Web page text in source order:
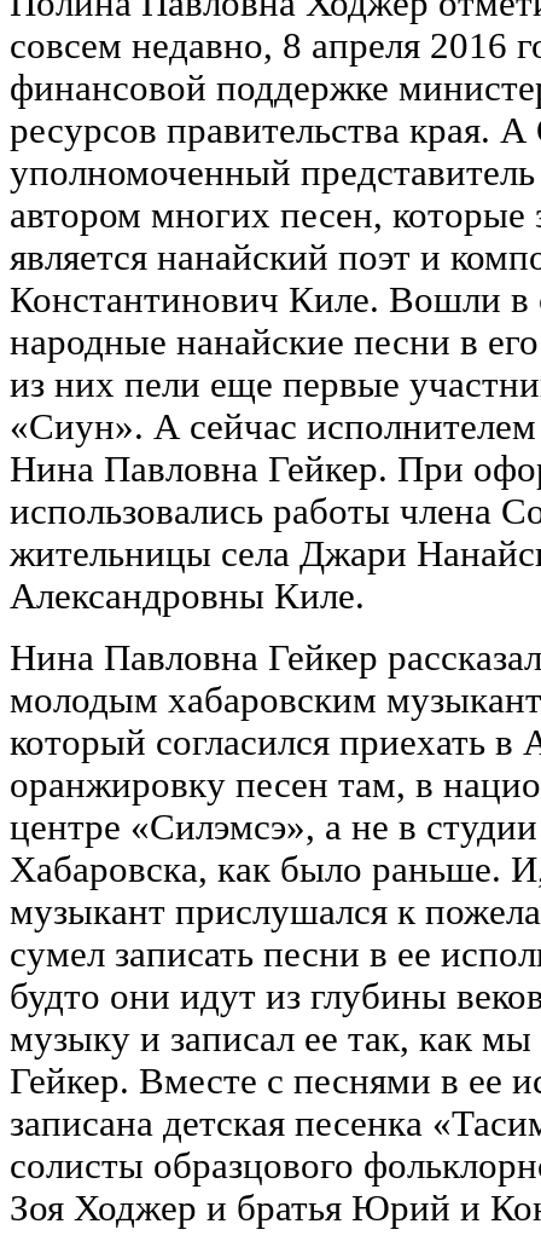
совсем недавно, 8 апреля 2016
финансовой поддержке
ресурсов правительства края.
уполномоченный
автором многих песен, которые
является нанайский поэт и
Константинович Киле. Вошли в
народные нанайские песни в
из них пели еще первые
«Сиун». А сейчас исполнителем
Нина Павловна Гейкер. При
использовались работы члена
жительницы села Джари
Александровны Киле.
Нина Павловна Гейкер
молодым хабаровским
который согласился приехать в
оранжировку песен там, в
центре «Силэмсэ», а не в студии
Хабаровска, как было раньше.
музыкант прислушался к
сумел записать песни в ее
будто они идут из глубины
музыку и записал ее так, как
Гейкер. Вместе с песнями в ее
записана детская песенка
солисты образцового
Зоя Ходжер и братья Юрий и